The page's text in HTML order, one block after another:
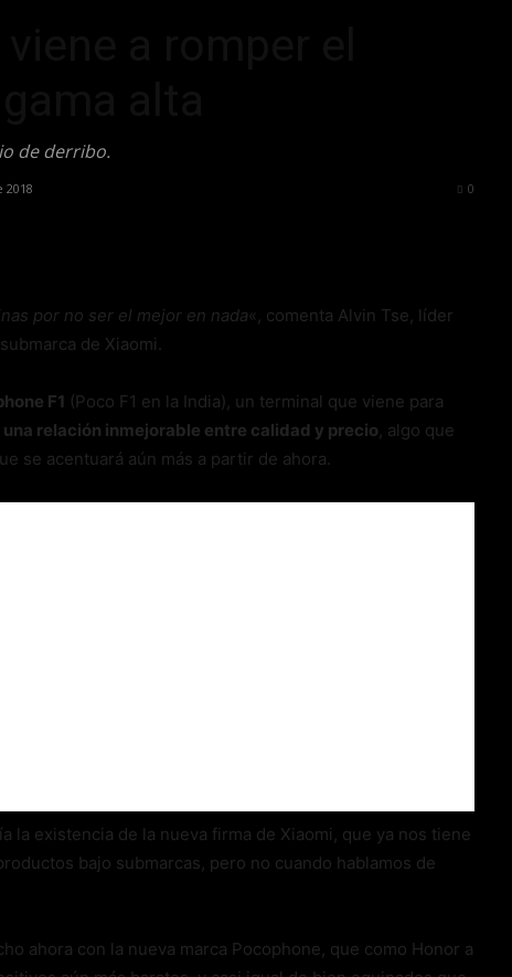
de derribo.
2018 0
por no ser el mejor en nada«, comenta Alvin Tse, líder
de Xiaomi.
F1 (Poco F1 en la India), un terminal que viene para
relación inmejorable entre calidad y precio, algo que
se acentuará aún más a partir de ahora.
la existencia de la nueva firma de Xiaomi, que ya nos tiene
bajo submarcas, pero no cuando hablamos de
ahora con la nueva marca Pocophone, que como Honor a